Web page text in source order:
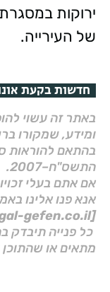
ירוקות במסגרת
של העירייה.
חדשות בקעת
באתר זה עשוי
ומידע, שמקורו
התשס"ח–2007.
אם אתם בעלי
אנא פנו אלינו
[Manager@gal-gefen.co.il]
כל פנייה תיבדק
מתאים או